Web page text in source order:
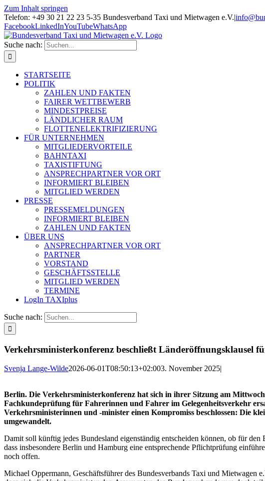
Zum Inhalt springen
Telefon: +49 30 21 22 23 5-35 Bundesverband Taxi und Mietwagen e.V.|
FacebookLinkedInYouTubeWhatsApp
Suche nach:
STARTSEITE
POLITIK
ZAHLEN UND FAKTEN
FAIRER WETTBEWERB
MINDESTPREISE
LÄNDLICHER RAUM
FLOTTENELEKTRIFIZIERUNG
FÜR UNTERNEHMEN
MITGLIEDERVORTEILE
BAHNTAXI
TAXISTIFTUNG
ANSPRECHPARTNER VOR ORT
INFORMIERT BLEIBEN
MITGLIED WERDEN
PRESSE
PRESSEMELDUNGEN
INFORMIERT BLEIBEN
ZAHLEN UND FAKTEN
ÜBER UNS
ANSPRECHPARTNER VOR ORT
PARTNER
VORSTAND
GESCHÄFTSSTELLE
MITGLIED WERDEN
TERMINE
LogIn TAXIplus
Suche nach:
Verkehrsministerkonferenz beschließt Länderöffnungsklausel
Svenja Lange-Wilde2026-06-01T08:50:13+02:003. November 2025|
Berlin. Die Verkehrsministerkonferenz hat sich in ihrer Sitzung am
Fachkundeprüfung für Fahrerinnen und Fahrer im Gelegenheitsverkehr
Verkehrsministerinnen und -minister einen Kompromiss beschlossen: Die
umgewandelt.
Damit soll künftig jedes Bundesland eigenständig entscheiden können, ob für
dass insbesondere Berlin und Hamburg eine entsprechende Pflichtprüfung
noch offen.
Michael Oppermann, Geschäftsführer des Bundesverbands Taxi und Mietwagen